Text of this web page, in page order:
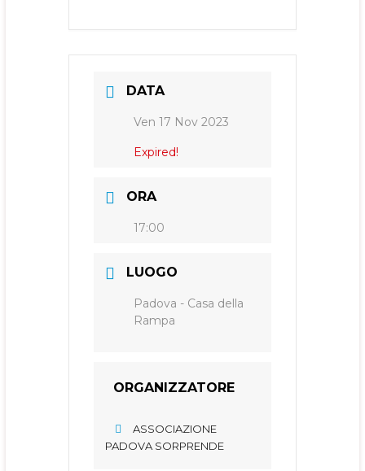
DATA
Ven 17 Nov 2023
Expired!
ORA
17:00
LUOGO
Padova - Casa della
Rampa
ORGANIZZATORE
ASSOCIAZIONE
PADOVA SORPRENDE